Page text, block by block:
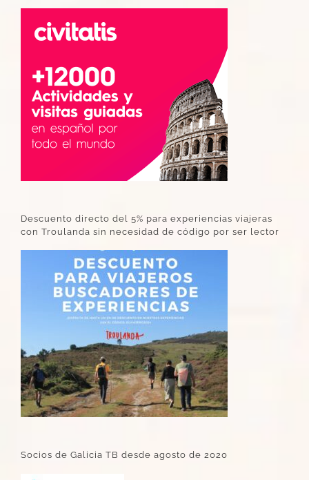
Descuento directo del 5% para experiencias viajeras
con Troulanda sin necesidad de código por ser lector
Socios de Galicia TB desde agosto de 2020